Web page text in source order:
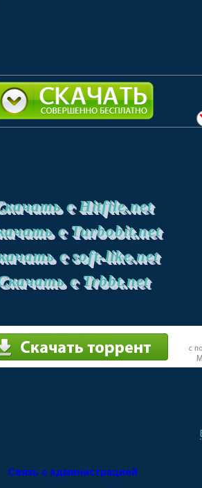
с Hitfile.net
с Turbobit.net
с soft-like.net
с Trbbt.net
Связь с администрацией